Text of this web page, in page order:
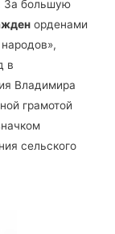
За большую
орденами
в
Владимира
грамотой
сельского